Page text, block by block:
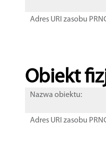
Adres URI zasobu
Obiekt
Nazwa obiektu:
Adres URI zasobu